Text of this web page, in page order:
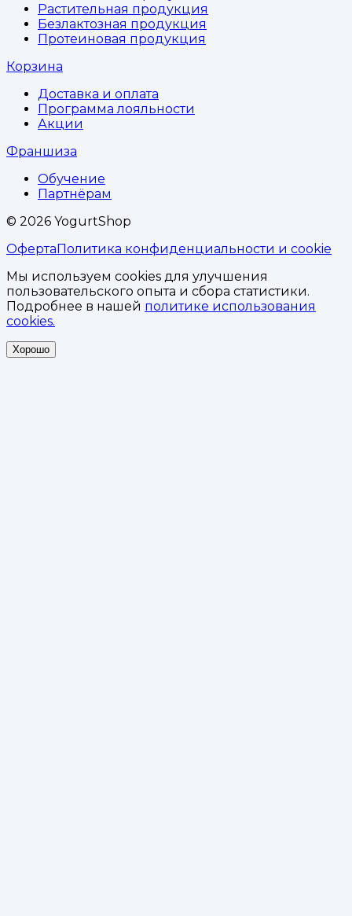
Растительная продукция
Безлактозная продукция
Протеиновая продукция
Корзина
Доставка и оплата
Программа лояльности
Акции
Франшиза
Обучение
Партнёрам
© 2026 YogurtShop
ОфертаПолитика конфиденциальности и cookie
Мы используем cookies для улучшения
пользовательского опыта и сбора статистики.
Подробнее в нашей политике использования
cookies.
Хорошо